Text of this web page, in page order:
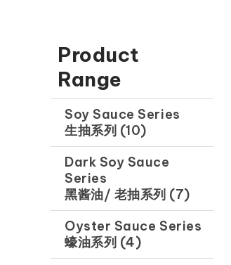
Product
Range
Soy Sauce Series
生抽系列 (10)
Dark Soy Sauce
Series
黑酱油/ 老抽系列 (7)
Oyster Sauce Series
蠔油系列 (4)